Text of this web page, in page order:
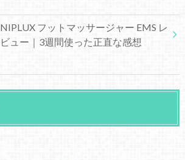
NIPLUX フットマッサージャー EMS レ
ビュー｜3週間使った正直な感想